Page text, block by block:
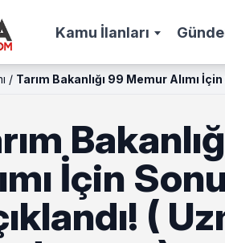
Kamu İlanları
/ Tarım Bakanlığı 99 Memur Alımı
İçin
(